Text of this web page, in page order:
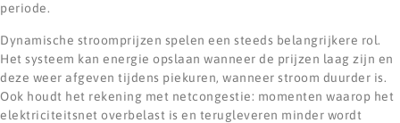
periode.
Dynamische stroomprijzen spelen een steeds belangrijkere rol.
Het systeem kan energie opslaan wanneer de prijzen laag zijn en
deze weer afgeven tijdens piekuren, wanneer stroom duurder is.
Ook houdt het rekening met netcongestie: momenten waarop het
elektriciteitsnet overbelast is en terugleveren minder wordt